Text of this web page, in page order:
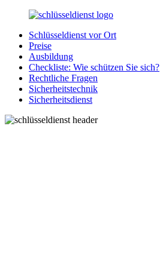
Zurück
Inhalt
SchluesseldienstDirekt.de
Ihre
Notlage
wird
gelöst!
Schlüsseldienst vor Ort
Preise
Ausbildung
Checkliste: Wie schützen Sie sich?
Rechtliche Fragen
Sicherheitstechnik
Sicherheitsdienst